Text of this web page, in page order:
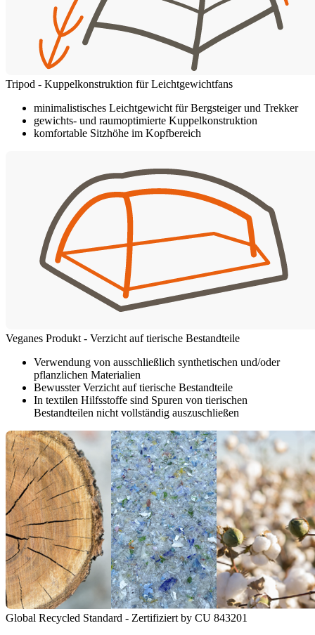
Tripod - Kuppelkonstruktion für Leichtgewichtfans
minimalistisches Leichtgewicht für Bergsteiger und Trekker
gewichts- und raumoptimierte Kuppelkonstruktion
komfortable Sitzhöhe im Kopfbereich
Veganes Produkt - Verzicht auf tierische Bestandteile
Verwendung von ausschließlich synthetischen und/oder
pflanzlichen Materialien
Bewusster Verzicht auf tierische Bestandteile
In textilen Hilfsstoffe sind Spuren von tierischen
Bestandteilen nicht vollständig auszuschließen
Global Recycled Standard - Zertifiziert by CU 843201